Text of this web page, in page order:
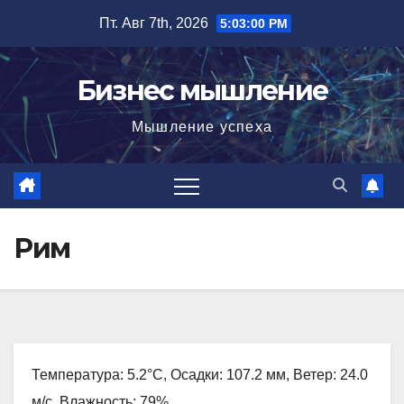
содержимому
Пт. Авг 7th, 2026 5:03:01 PM
Бизнес мышление
Мышление успеха
Рим
Температура: 5.2°C, Осадки: 107.2 мм, Ветер: 24.0